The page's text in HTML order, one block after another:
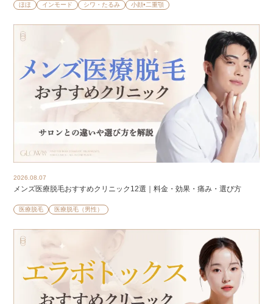
ほほ インモード シワ・たるみ 小顔•二重顎
2026.08.07
メンズ医療脱毛おすすめクリニック12選｜料金・効果・痛み・選び方
医療脱毛 医療脱毛（男性）